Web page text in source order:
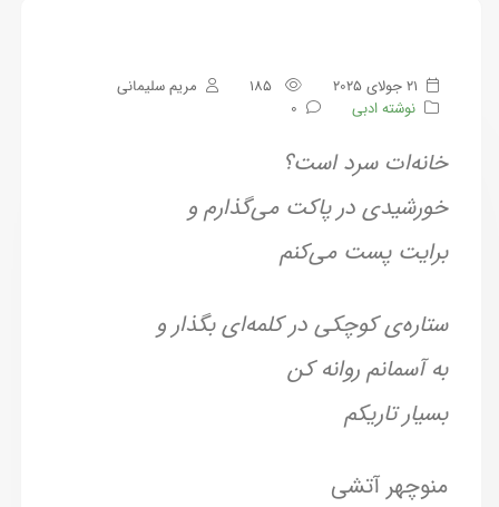
21 جولای 2025
مریم سلیمانی
نوشته ادبی
0
خانه‌ات سرد است؟
خورشیدی در پاکت می‌گذارم و
برایت پست می‌کنم
ستاره‌ی کوچکی در کلمه‌ای بگذار و
به آسمانم روانه کن
بسیار تاریکم
منوچهر آتشی